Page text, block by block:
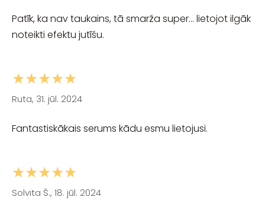
Patīk, ka nav taukains, tā smarža super… lietojot ilgāk
noteikti efektu jutīšu.
★★★★★
Ruta, 31. jūl. 2024
Fantastiskākais serums kādu esmu lietojusi.
★★★★★
Solvita Š., 18. jūl. 2024